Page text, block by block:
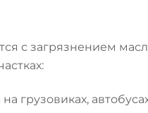
с загрязнением
грузовиках,